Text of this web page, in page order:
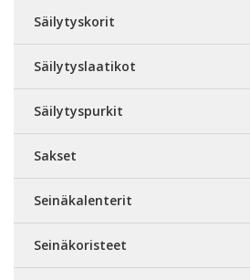
Säilytyskorit
Säilytyslaatikot
Säilytyspurkit
Sakset
Seinäkalenterit
Seinäkoristeet